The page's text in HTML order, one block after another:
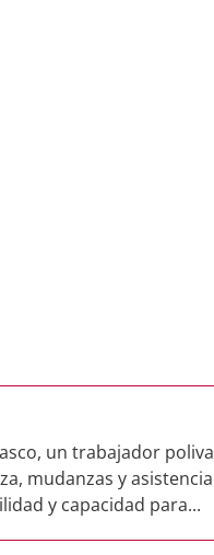
un trabajador
mudanzas y
y capacidad para...